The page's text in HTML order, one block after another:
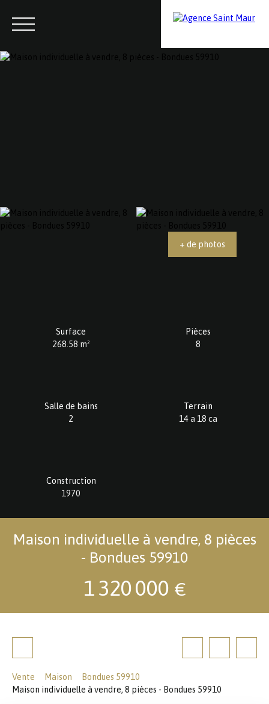
+ de photos
Surface
268.58 m²
Pièces
8
Salle de bains
2
Terrain
14 a 18 ca
Construction
1970
Maison individuelle à vendre, 8 pièces
- Bondues 59910
1 320 000 €
Vente Maison
Bondues 59910
Maison individuelle à vendre, 8 pièces - Bondues 59910